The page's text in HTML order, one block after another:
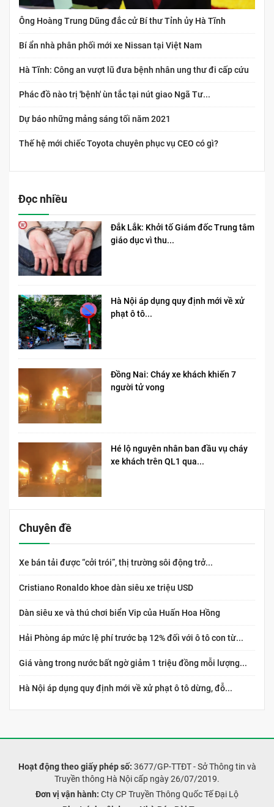
Ông Hoàng Trung Dũng đắc cử Bí thư Tỉnh ủy Hà Tĩnh
Bí ẩn nhà phân phối mới xe Nissan tại Việt Nam
Hà Tĩnh: Công an vượt lũ đưa bệnh nhân ung thư đi cấp cứu
Phác đồ nào trị 'bệnh' ùn tắc tại nút giao Ngã Tư...
Dự báo những mảng sáng tối năm 2021
Thế hệ mới chiếc Toyota chuyên phục vụ CEO có gì?
Đọc nhiều
Đắk Lắk: Khởi tố Giám đốc Trung tâm
giáo dục vì thu...
Hà Nội áp dụng quy định mới về xử
phạt ô tô...
Đồng Nai: Cháy xe khách khiến 7
người tử vong​
Hé lộ nguyên nhân ban đầu vụ cháy
xe khách trên QL1 qua...
Chuyên đề
Xe bán tải được “cởi trói”, thị trường sôi động trở...
Cristiano Ronaldo khoe dàn siêu xe triệu USD
Dàn siêu xe và thú chơi biển Vip của Huấn Hoa Hồng
Hải Phòng áp mức lệ phí trước bạ 12% đối với ô tô con từ...
Giá vàng trong nước bất ngờ giảm 1 triệu đồng mỗi lượng...
Hà Nội áp dụng quy định mới về xử phạt ô tô dừng, đỗ...
Hoạt động theo giấy phép số: 3677/GP-TTĐT - Sở Thông tin và
Truyền thông Hà Nội cấp ngày 26/07/2019.
Đơn vị vận hành: Cty CP Truyền Thông Quốc Tế Đại Lộ